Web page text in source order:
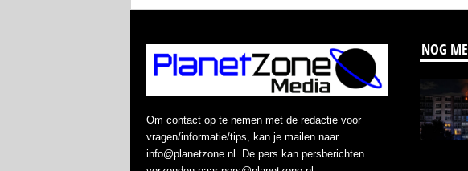
Om contact op te nemen met de redactie voor
vragen/informatie/tips, kan je mailen naar
info@planetzone.nl. De pers kan persberichten
NOG